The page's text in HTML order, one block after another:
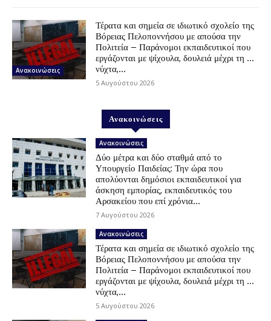
Ανακοινώσεις
Τέρατα και σημεία σε ιδιωτικό σχολείο της
Βόρειας Πελοποννήσου με απούσα την
Πολιτεία – Παράνομοι εκπαιδευτικοί που
εργάζονται με ψίχουλα, δουλειά μέχρι τη …
νύχτα,...
5 Αυγούστου 2026
Ανακοινώσεις
Ανακοινώσεις
Δύο μέτρα και δύο σταθμά από το
Υπουργείο Παιδείας: Την ώρα που
απολύονται δημόσιοι εκπαιδευτικοί για
άσκηση εμπορίας, εκπαιδευτικός του
Αρσακείου που επί χρόνια...
7 Αυγούστου 2026
Ανακοινώσεις
Τέρατα και σημεία σε ιδιωτικό σχολείο της
Βόρειας Πελοποννήσου με απούσα την
Πολιτεία – Παράνομοι εκπαιδευτικοί που
εργάζονται με ψίχουλα, δουλειά μέχρι τη …
νύχτα,...
5 Αυγούστου 2026